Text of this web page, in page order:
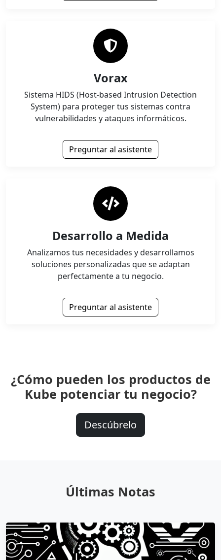
Vorax
Sistema HIDS (Host-based Intrusion Detection
System) para proteger tus sistemas contra
vulnerabilidades y ataques informáticos.
Preguntar al asistente
Desarrollo a Medida
Analizamos tus necesidades y desarrollamos
soluciones personalizadas que se adaptan
perfectamente a tu negocio.
Preguntar al asistente
¿Cómo pueden los productos de
Kube potenciar tu negocio?
Descúbrelo
Últimas Notas